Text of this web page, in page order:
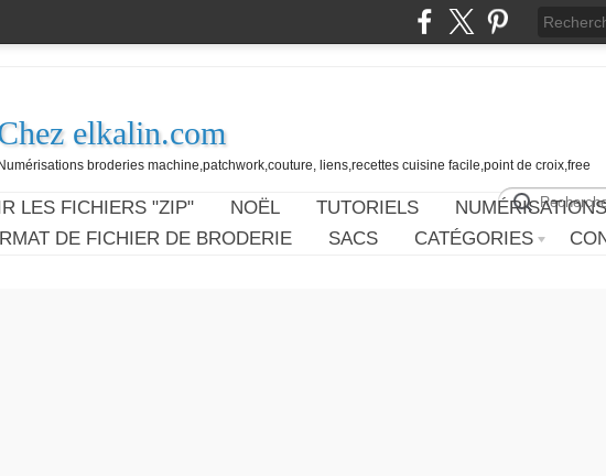
elkalin.com
Numérisations broderies machine,patchwork,couture, liens,recettes cuisine facile,point de croix,free
LES FICHIERS "ZIP" NOËL TUTORIELS
DE FICHIER DE BRODERIE
SACS CATÉGORIES